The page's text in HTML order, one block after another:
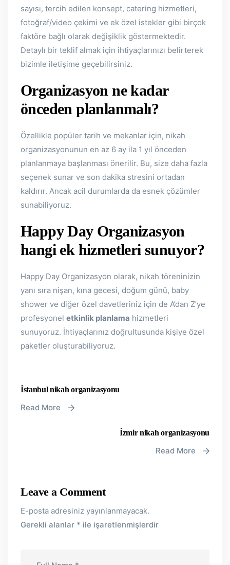
sayısı, tercih edilen konsept, catering hizmetleri,
fotoğraf/video çekimi ve ek özel istekler gibi birçok
faktöre bağlı olarak değişiklik göstermektedir.
Detaylı bir teklif almak için ihtiyaçlarınızı belirterek
bizimle iletişime geçebilirsiniz.
Organizasyon ne kadar
önceden planlanmalı?
Özellikle popüler tarih ve mekanlar için, nikah
organizasyonunun en az 6 ay ila 1 yıl önceden
planlanmaya başlanması önerilir. Bu, size daha fazla
seçenek sunar ve son dakika stresini ortadan
kaldırır. Ancak acil durumlarda da esnek çözümler
sunabiliyoruz.
Happy Day Organizasyon
hangi ek hizmetleri sunuyor?
Happy Day Organizasyon olarak, nikah töreninizin
yanı sıra nişan, kına gecesi, doğum günü, baby
shower ve diğer özel davetleriniz için de A’dan Z’ye
profesyonel etkinlik planlama hizmetleri
sunuyoruz. İhtiyaçlarınız doğrultusunda kişiye özel
paketler oluşturabiliyoruz.
İstanbul nikah organizasyonu
Read More
İzmir nikah organizasyonu
Read More
Leave a Comment
E-posta adresiniz yayınlanmayacak.
Gerekli alanlar * ile işaretlenmişlerdir